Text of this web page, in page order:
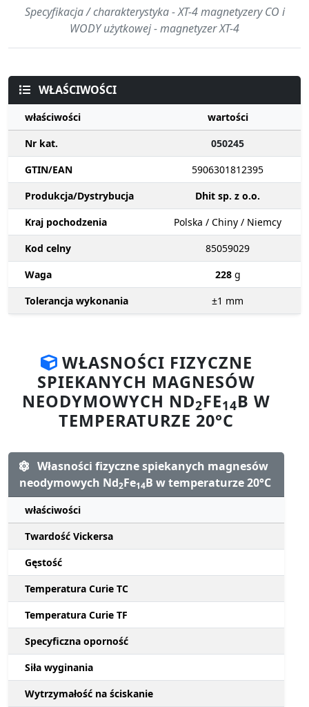
Specyfikacja / charakterystyka - XT-4 magnetyzery CO i
WODY użytkowej - magnetyzer XT-4
WŁAŚCIWOŚCI
właściwości
wartości
Nr kat.
050245
GTIN/EAN
5906301812395
Produkcja/Dystrybucja
Dhit sp. z o.o.
Kraj pochodzenia
Polska / Chiny / Niemcy
Kod celny
85059029
Waga
228 g
Tolerancja wykonania
±1 mm
WŁASNOŚCI FIZYCZNE
SPIEKANYCH MAGNESÓW
NEODYMOWYCH ND2FE14B W
TEMPERATURZE 20°C
Własności fizyczne spiekanych magnesów
neodymowych Nd2Fe14B w temperaturze 20°C
właściwości
Twardość Vickersa
Gęstość
Temperatura Curie TC
Temperatura Curie TF
Specyficzna oporność
Siła wyginania
Wytrzymałość na ściskanie